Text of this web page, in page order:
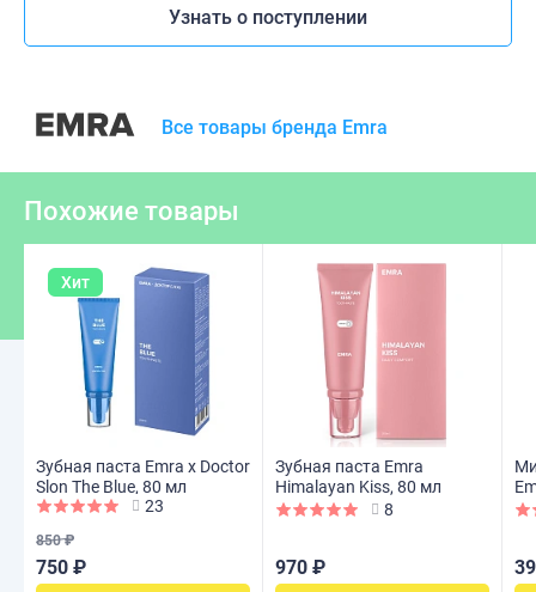
Узнать о поступлении
Все товары бренда Emra
Похожие товары
Хит
Зубная паста Emra x Doctor
Slon The Blue, 80 мл
23
850 ₽
750 ₽
Зубная паста Emra
Himalayan Kiss, 80 мл
8
970 ₽